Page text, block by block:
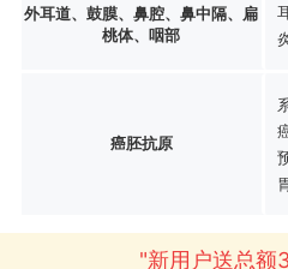
外耳道、鼓膜、鼻腔、鼻中隔、扁
桃体、咽部
癌胚抗原
"新用户送总额